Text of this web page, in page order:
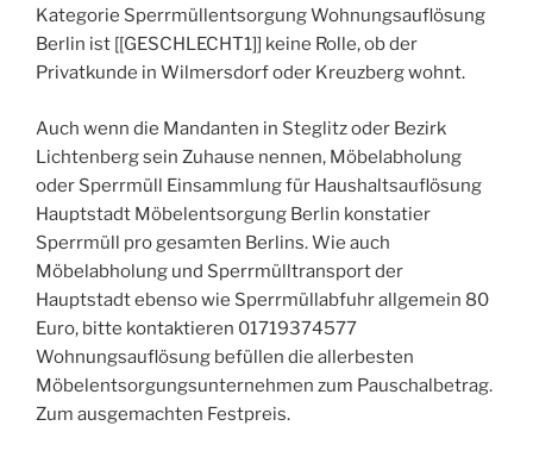
Kategorie Sperrmüllentsorgung Wohnungsauflösung
Berlin ist [[GESCHLECHT1]] keine Rolle, ob der
Privatkunde in Wilmersdorf oder Kreuzberg wohnt.
Auch wenn die Mandanten in Steglitz oder Bezirk
Lichtenberg sein Zuhause nennen, Möbelabholung
oder Sperrmüll Einsammlung für Haushaltsauflösung
Hauptstadt Möbelentsorgung Berlin konstatier
Sperrmüll pro gesamten Berlins. Wie auch
Möbelabholung und Sperrmülltransport der
Hauptstadt ebenso wie Sperrmüllabfuhr allgemein 80
Euro, bitte kontaktieren 01719374577
Wohnungsauflösung befüllen die allerbesten
Möbelentsorgungsunternehmen zum Pauschalbetrag.
Zum ausgemachten Festpreis.